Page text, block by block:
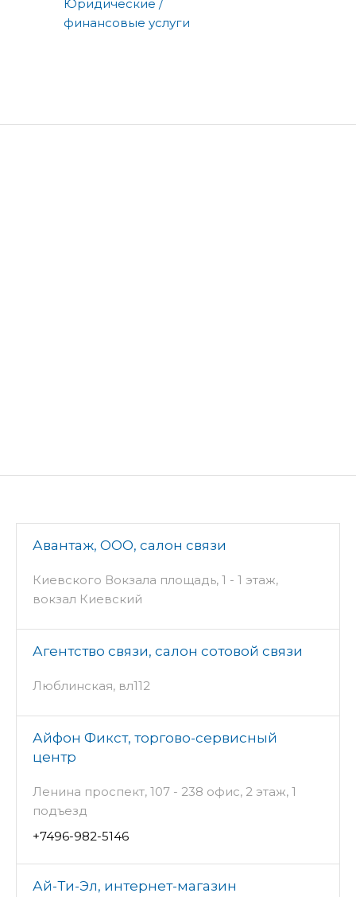
Юридические /
финансовые услуги
Авантаж, ООО, салон связи
Киевского Вокзала площадь, 1 - 1 этаж,
вокзал Киевский
Агентство связи, салон сотовой связи
Люблинская, вл112
Айфон Фикст, торгово-сервисный
центр
Ленина проспект, 107 - 238 офис, 2 этаж, 1
подъезд
+7496-982-5146
Ай-Ти-Эл, интернет-магазин